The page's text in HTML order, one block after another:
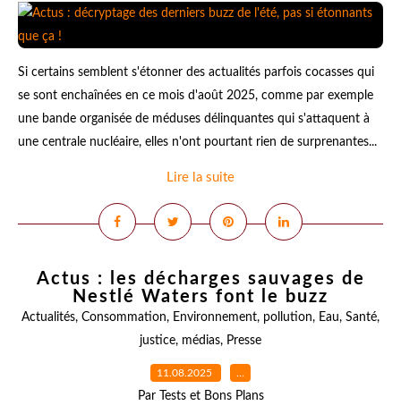
Si certains semblent s'étonner des actualités parfois cocasses qui
se sont enchaînées en ce mois d'août 2025, comme par exemple
une bande organisée de méduses délinquantes qui s'attaquent à
une centrale nucléaire, elles n'ont pourtant rien de surprenantes...
Lire la suite
Actus : les décharges sauvages de
Nestlé Waters font le buzz
Actualités, Consommation, Environnement, pollution, Eau, Santé,
justice, médias, Presse
11.08.2025 …
Par Tests et Bons Plans